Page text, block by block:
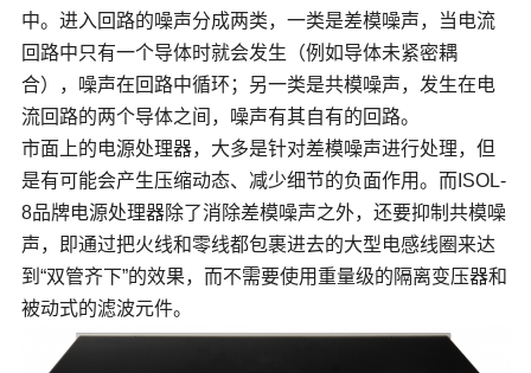
中。进入回路的噪声分成两类，一类是差模噪声，当电流
回路中只有一个导体时就会发生（例如导体未紧密耦
合），噪声在回路中循环；另一类是共模噪声，发生在电
流回路的两个导体之间，噪声有其自有的回路。
市面上的电源处理器，大多是针对差模噪声进行处理，但
是有可能会产生压缩动态、减少细节的负面作用。而ISOL-
8品牌电源处理器除了消除差模噪声之外，还要抑制共模噪
声，即通过把火线和零线都包裹进去的大型电感线圈来达
到“双管齐下”的效果，而不需要使用重量级的隔离变压器和
被动式的滤波元件。